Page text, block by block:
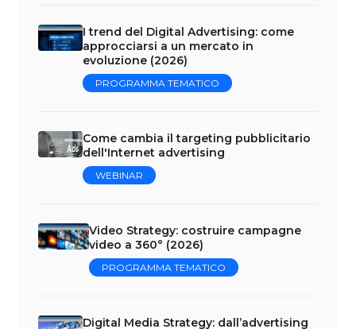
I trend del Digital Advertising: come
approcciarsi a un mercato in
evoluzione (2026)
PROGRAMMA TEMATICO
Come cambia il targeting pubblicitario
dell'Internet advertising
WEBINAR
Video Strategy: costruire campagne
video a 360° (2026)
PROGRAMMA TEMATICO
Digital Media Strategy: dall’advertising